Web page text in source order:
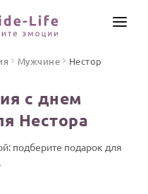
Мужчине Нестор
с днем
Нестора
подберите подарок для